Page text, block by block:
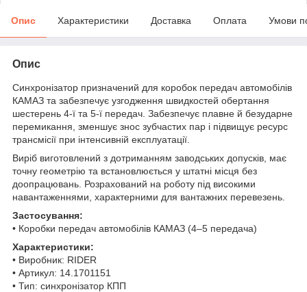
Опис Характеристики Доставка Оплата Умови
Опис
Синхронізатор призначений для коробок передач автомобілів
КАМАЗ та забезпечує узгодження швидкостей обертання
шестерень 4-ї та 5-ї передач. Забезпечує плавне й безударне
перемикання, зменшує знос зубчастих пар і підвищує ресурс
трансмісії при інтенсивній експлуатації.
Виріб виготовлений з дотриманням заводських допусків, має
точну геометрію та встановлюється у штатні місця без
доопрацювань. Розрахований на роботу під високими
навантаженнями, характерними для вантажних перевезень.
Застосування:
• Коробки передач автомобілів КАМАЗ (4–5 передача)
Характеристики:
• Виробник: RIDER
• Артикул: 14.1701151
• Тип: синхронізатор КПП